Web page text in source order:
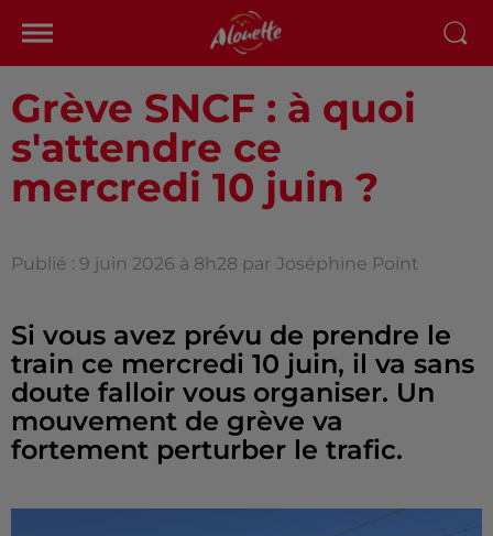
Grève SNCF : à quoi
s'attendre ce
mercredi 10 juin ?
Publié : 9 juin 2026 à 8h28 par Joséphine Point
Si vous avez prévu de prendre le
train ce mercredi 10 juin, il va sans
doute falloir vous organiser. Un
mouvement de grève va
fortement perturber le trafic.